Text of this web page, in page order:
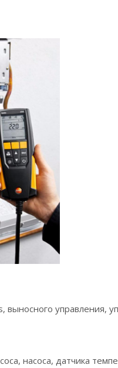
управления,
насоса, датчика